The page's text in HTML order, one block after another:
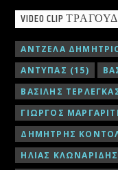
VIDEO CLIP
ΑΝΤΖΕΛΑ
ΑΝΤΥΠΑΣ (15)
ΒΑΣΙΛΗΣ
ΓΙΩΡΓΟΣ
ΔΗΜΗΤΡΗΣ
ΗΛΙΑΣ ΚΛΩΝΑΡΙΔΗΣ